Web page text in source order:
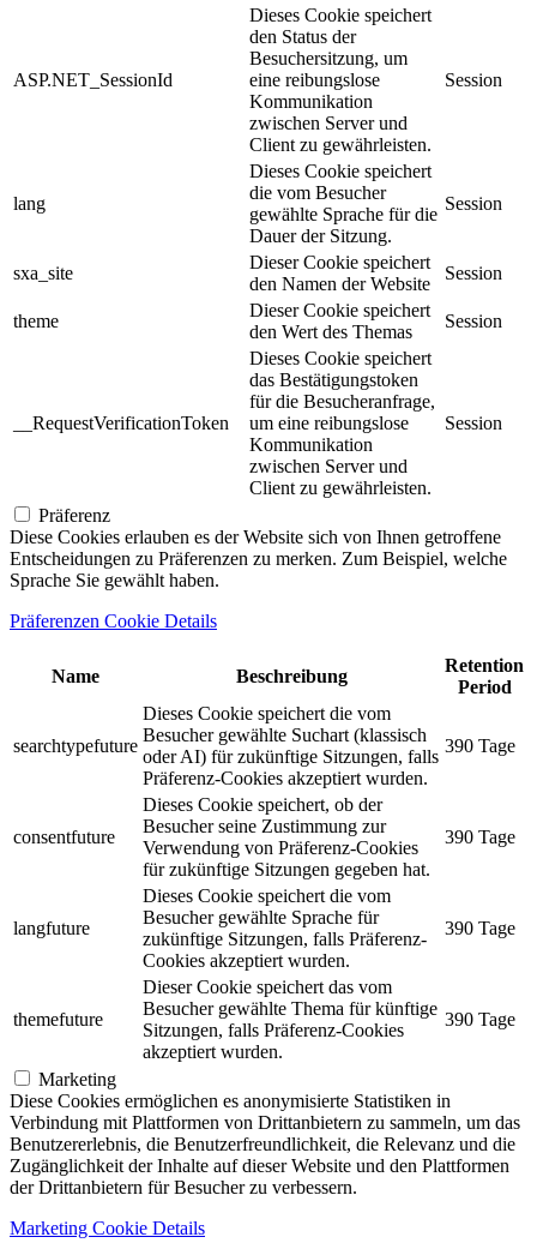
ASP.NET_SessionId
Dieses Cookie speichert
den Status der
Besuchersitzung, um
eine reibungslose
Kommunikation
zwischen Server und
Client zu gewährleisten.
Session
lang
Dieses Cookie speichert
die vom Besucher
gewählte Sprache für die
Dauer der Sitzung.
Session
sxa_site
Dieser Cookie speichert
den Namen der Website
Session
theme
Dieser Cookie speichert
den Wert des Themas
Session
__RequestVerificationToken
Dieses Cookie speichert
das Bestätigungstoken
für die Besucheranfrage,
um eine reibungslose
Kommunikation
zwischen Server und
Client zu gewährleisten.
Session
Präferenz
Diese Cookies erlauben es der Website sich von Ihnen getroffene
Entscheidungen zu Präferenzen zu merken. Zum Beispiel, welche
Sprache Sie gewählt haben.
Präferenzen Cookie Details
Name Beschreibung
Retention
Period
searchtypefuture
Dieses Cookie speichert die vom
Besucher gewählte Suchart (klassisch
oder AI) für zukünftige Sitzungen, falls
Präferenz-Cookies akzeptiert wurden.
390 Tage
consentfuture
Dieses Cookie speichert, ob der
Besucher seine Zustimmung zur
Verwendung von Präferenz-Cookies
für zukünftige Sitzungen gegeben hat.
390 Tage
langfuture
Dieses Cookie speichert die vom
Besucher gewählte Sprache für
zukünftige Sitzungen, falls Präferenz-
Cookies akzeptiert wurden.
390 Tage
themefuture
Dieser Cookie speichert das vom
Besucher gewählte Thema für künftige
Sitzungen, falls Präferenz-Cookies
akzeptiert wurden.
390 Tage
Marketing
Diese Cookies ermöglichen es anonymisierte Statistiken in
Verbindung mit Plattformen von Drittanbietern zu sammeln, um das
Benutzererlebnis, die Benutzerfreundlichkeit, die Relevanz und die
Zugänglichkeit der Inhalte auf dieser Website und den Plattformen
der Drittanbietern für Besucher zu verbessern.
Marketing Cookie Details